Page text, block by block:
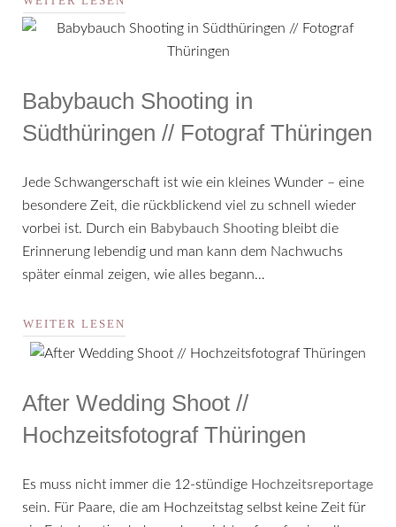
Babybauch Shooting in
Südthüringen // Fotograf Thüringen
Jede Schwangerschaft ist wie ein kleines Wunder – eine
besondere Zeit, die rückblickend viel zu schnell wieder
vorbei ist. Durch ein Babybauch Shooting bleibt die
Erinnerung lebendig und man kann dem Nachwuchs
später einmal zeigen, wie alles begann…
WEITER LESEN
After Wedding Shoot //
Hochzeitsfotograf Thüringen
Es muss nicht immer die 12-stündige Hochzeitsreportage
sein. Für Paare, die am Hochzeitstag selbst keine Zeit für